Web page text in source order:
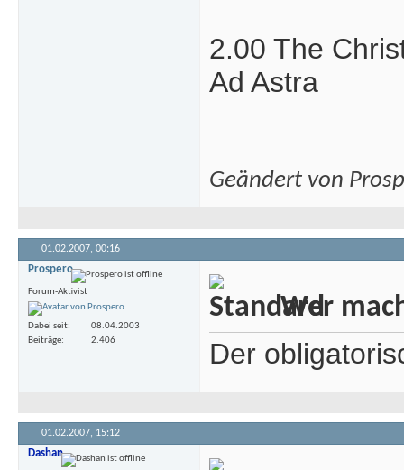
2.00 The
Ad Astra
Geändert von
01.02.2007, 00:16
Prospero
Forum-Aktivist
Dabei seit
08.04.2003
Beiträge
2.406
Wer
Der
01.02.2007, 15:12
Dashan